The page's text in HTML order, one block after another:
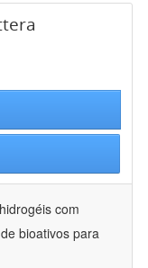
com
bioativos para